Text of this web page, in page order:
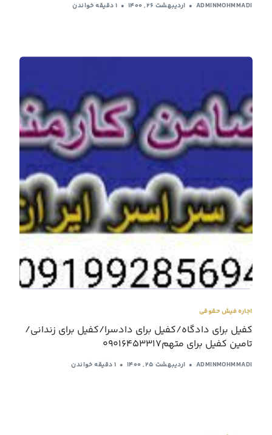
ADMINMOHMMADI اردیبهشت ۲۶, ۱۴۰۰ 1 دقیقه خواندن
اجاره فیش حقوقی
کفیل برای دادگاه/کفیل برای دادسرا/کفیل برای زندانی/
تامین کفیل برای متهم09016453317
ADMINMOHMMADI اردیبهشت ۲۵, ۱۴۰۰ 1 دقیقه خواندن